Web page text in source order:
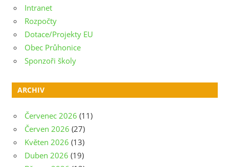
Intranet
Rozpočty
Dotace/Projekty EU
Obec Průhonice
Sponzoři školy
ARCHIV
Červenec 2026 (11)
Červen 2026 (27)
Květen 2026 (13)
Duben 2026 (19)